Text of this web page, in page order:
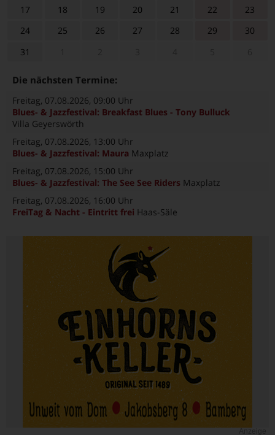
17 18 19 20 21 22
23
24
25 26 27 28 29
30
31
Die nächsten Termine:
Freitag, 07.08.2026, 09:00 Uhr
Blues- & Jazzfestival: Breakfast Blues - Tony Bulluck
Villa Geyerswörth
Freitag, 07.08.2026, 13:00 Uhr
Blues- & Jazzfestival: Maura Maxplatz
Freitag, 07.08.2026, 15:00 Uhr
Blues- & Jazzfestival: The See See Riders Maxplatz
Freitag, 07.08.2026, 16:00 Uhr
FreiTag & Nacht - Eintritt frei Haas-Säle